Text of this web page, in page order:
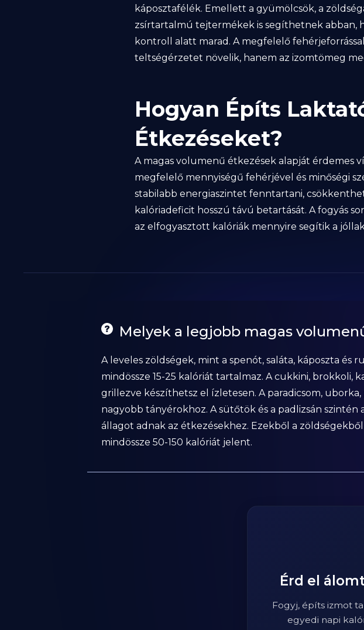
káposztafélék. Emellett a gyümölcsök, a
zsírtartalmú tejtermékek is segíthetnek abban,
kontroll alatt marad. A megfelelő
teltségérzetet növelik, hanem az izomtömeg
Hogyan Építs
Étkezéseket?
A magas volumenű étkezések alapját érdemes
megfelelő mennyiségű fehérjével és minőségi
stabilabb energiaszintet fenntartani,
kalóriadeficit hosszú távú betartását. A fogyás
az elfogyasztott kalóriák mennyire segítik a
Melyek a legjobb magas
A leveles zöldségek, mint a spenót, saláta, káposzta
mindössze 15-25 kalóriát tartalmaz. A cukkini, brokkoli,
grillezve készíthetsz el ízletesen. A paradicsom,
nagyobb tányérokhoz. A sütőtök és a padlizsán
állagot adnak az étkezésekhez. Ezekből a
mindössze 50-150 kalóriát jelent.
Érd el
Fogyj, építs izmot
egyedi napi